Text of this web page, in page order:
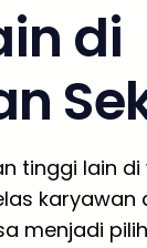
di
tinggi lain di
karyawan
menjadi